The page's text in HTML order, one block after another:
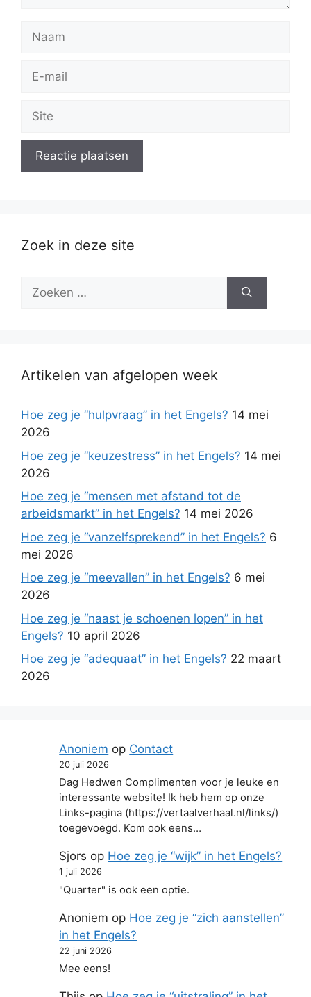
Naam
Site
Zoek in deze site
Zoek
Artikelen van afgelopen week
Hoe zeg je “hulpvraag” in het Engels? 14 mei
2026
Hoe zeg je “keuzestress” in het Engels? 14 mei
2026
Hoe zeg je “mensen met afstand tot de
arbeidsmarkt” in het Engels? 14 mei 2026
Hoe zeg je “vanzelfsprekend” in het Engels? 6
mei 2026
Hoe zeg je “meevallen” in het Engels? 6 mei
2026
Hoe zeg je “naast je schoenen lopen” in het
Engels? 10 april 2026
Hoe zeg je “adequaat” in het Engels? 22 maart
2026
Anoniem op Contact
20 juli 2026
Dag Hedwen Complimenten voor je leuke en
interessante website! Ik heb hem op onze
Links-pagina (https://vertaalverhaal.nl/links/)
toegevoegd. Kom ook eens…
Sjors op Hoe zeg je “wijk” in het Engels?
1 juli 2026
"Quarter" is ook een optie.
Anoniem op Hoe zeg je “zich aanstellen”
in het Engels?
22 juni 2026
Mee eens!